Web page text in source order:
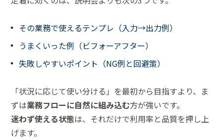
その業務で使えるテンプレ（入力→出力例）
うまくいった例（ビフォーアフター）
失敗しやすいポイント（NG例と回避策）
「状況に応じて使い分ける」を最初から目指すより、ま
ずは業務フローに自然に組み込む方が強いです。
迷わず使える状態は、それだけで利用率と品質を押し上
げます。